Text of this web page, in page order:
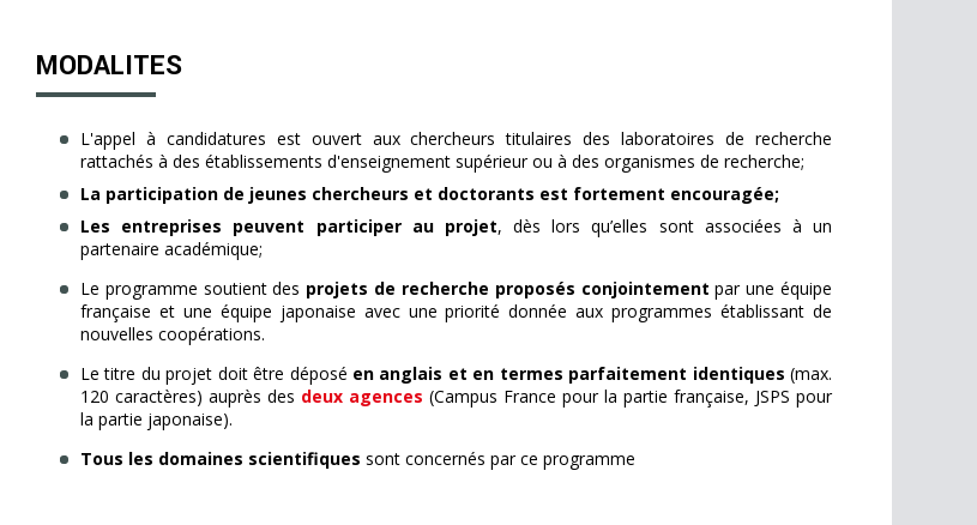
MODALITES
L'appel à candidatures est ouvert aux chercheurs titulaires des laboratoires de recherche
rattachés à des établissements d'enseignement supérieur ou à des organismes de recherche;
La participation de jeunes chercheurs et doctorants est fortement encouragée;
Les entreprises peuvent participer au projet, dès lors qu’elles sont associées à un
partenaire académique;
Le programme soutient des projets de recherche proposés conjointement par une équipe
française et une équipe japonaise avec une priorité donnée aux programmes établissant de
nouvelles coopérations.
Le titre du projet doit être déposé en anglais et en termes parfaitement identiques(max.
120 caractères) auprès des deux agences (Campus France pour la partie française, JSPS pour
la partie japonaise).
Tous les domaines scientifiques sont concernés par ce programme